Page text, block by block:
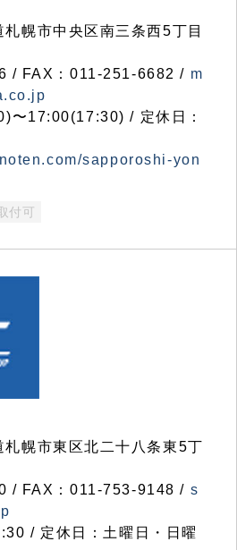
幌市中央区南三条西5丁目
/ FAX：011-251-6682 / m
〜17:00(17:30) / 定休日：
sapporoshi-yon
付可
幌市東区北二十八条東5丁
/ FAX：011-753-9148 / s
/ 定休日：土曜日・日曜